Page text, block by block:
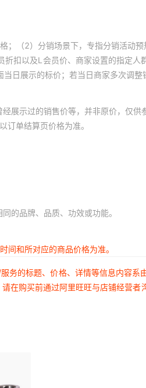
；（2）分销场景下，专指分销活动
扣以及L会员价、商家设置的指定
日展示的标价；若当日商家多次调整
展示过的销售价等，并非原价，仅供
单结算页价格为准。
的品牌、品质、功效或功能。
和所对应的商品价格为准。
的标题、价格、详情等信息内容
在购买前通过阿里旺旺与店铺经营